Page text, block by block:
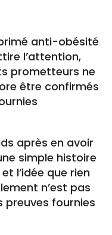
anti-obésité
l’attention,
prometteurs ne
être confirmés
après en avoir
simple histoire
l’idée que rien
n’est pas
preuves fournies